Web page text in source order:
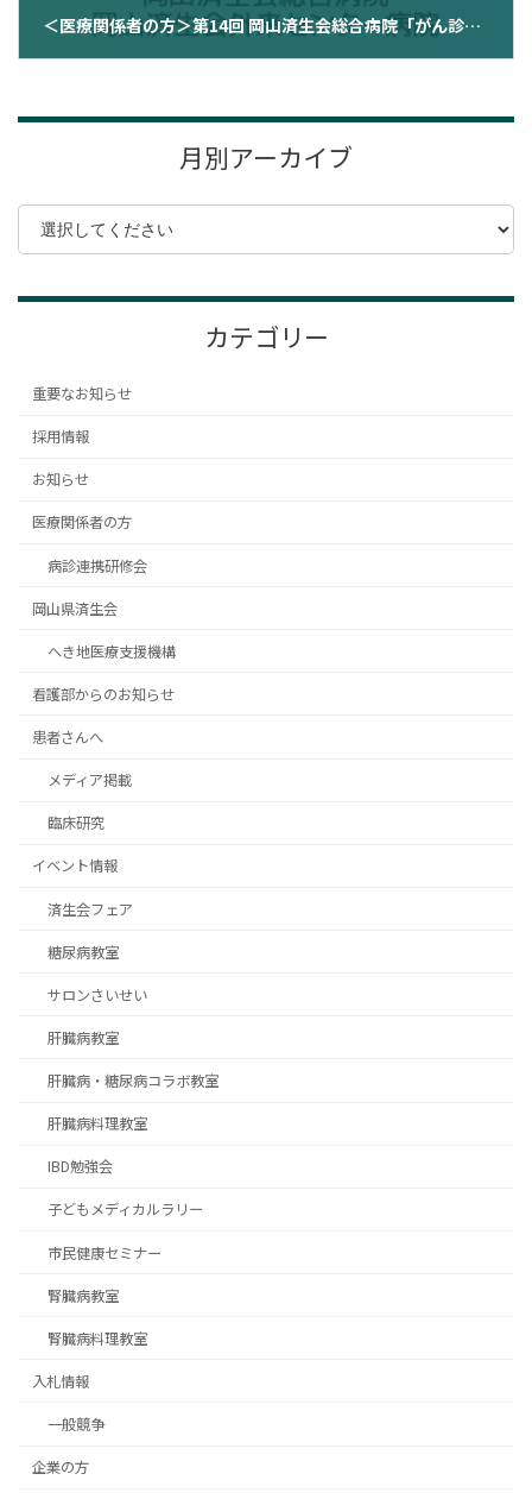
＜医療関係者の方＞第14回 岡山済生会総合病院「がん診療連携拠点病院研修会」のご案内（2026年6月4日）
2026年4月30日
月別アーカイブ
カテゴリー
重要なお知らせ
採用情報
お知らせ
医療関係者の方
病診連携研修会
岡山県済生会
へき地医療支援機構
看護部からのお知らせ
患者さんへ
メディア掲載
臨床研究
イベント情報
済生会フェア
糖尿病教室
サロンさいせい
肝臓病教室
肝臓病・糖尿病コラボ教室
肝臓病料理教室
IBD勉強会
子どもメディカルラリー
市民健康セミナー
腎臓病教室
腎臓病料理教室
入札情報
一般競争
企業の方